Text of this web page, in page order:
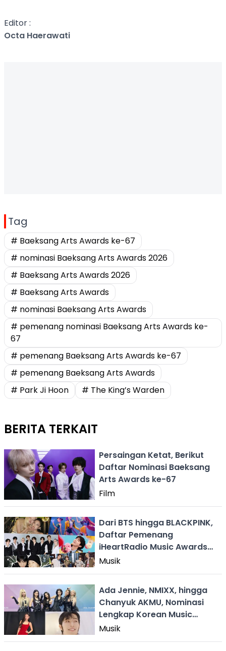
Editor :
Octa Haerawati
Tag
# Baeksang Arts Awards ke-67
# nominasi Baeksang Arts Awards 2026
# Baeksang Arts Awards 2026
# Baeksang Arts Awards
# nominasi Baeksang Arts Awards
# pemenang nominasi Baeksang Arts Awards ke-
67
# pemenang Baeksang Arts Awards ke-67
# pemenang Baeksang Arts Awards
# Park Ji Hoon
# The King’s Warden
BERITA TERKAIT
Persaingan Ketat, Berikut
Daftar Nominasi Baeksang
Arts Awards ke-67
Film
Dari BTS hingga BLACKPINK,
Daftar Pemenang
iHeartRadio Music Awards
2026
Musik
Ada Jennie, NMIXX, hingga
Chanyuk AKMU, Nominasi
Lengkap Korean Music
Awards 2026
Musik